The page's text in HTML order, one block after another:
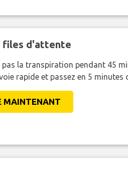
files d'attente
pas la transpiration pendant 45
rapide et passez en 5 minutes
MAINTENANT